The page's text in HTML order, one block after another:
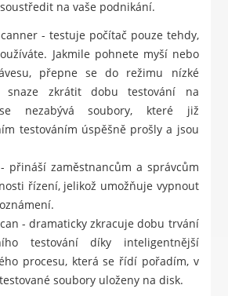
na vaše podnikání.
- testuje počítač pouze tehdy,
Jakmile pohnete myší nebo
přepne se do režimu nízké
snaze zkrátit dobu testování na
nezabývá soubory, které již
testováním úspěšně prošly a jsou
přináší zaměstnancům a správcům
řízení, jelikož umožňuje vypnout
- dramaticky zkracuje dobu trvání
testování díky inteligentnější
procesu, která se řídí pořadím, v
soubory uloženy na disk.